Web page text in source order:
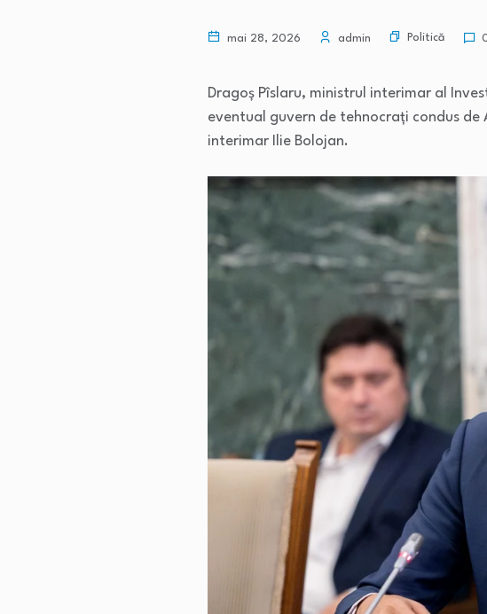
mai 28, 2026 admin Politică
Dragoș Pîslaru, ministrul interimar al
eventual guvern de tehnocrați condus de
interimar Ilie Bolojan.